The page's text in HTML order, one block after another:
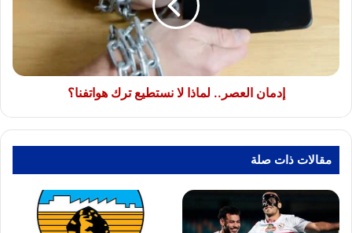
نستطيع
ترك
إدمان العصر.. لماذا لا نستطيع ترك هواتفنا؟
مقالات ذات صلة